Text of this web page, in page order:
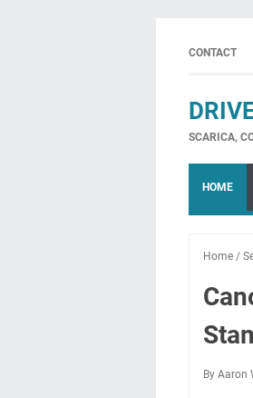
CONTACT
SCARICA,
HOME
Home /
By Aaron